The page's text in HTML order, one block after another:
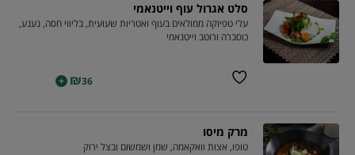
סלט אגרול עוף וייטנאמי
עלי טפיוקה ממולאים בעוף ואטריות שעועית, בליווי חסה, נענע,
כוסברה ורוטב וייטנאמי
₪36
+
מרק מיסו
טופו, אצות וואקאמה, שמן ושמשום ובצל ירוק